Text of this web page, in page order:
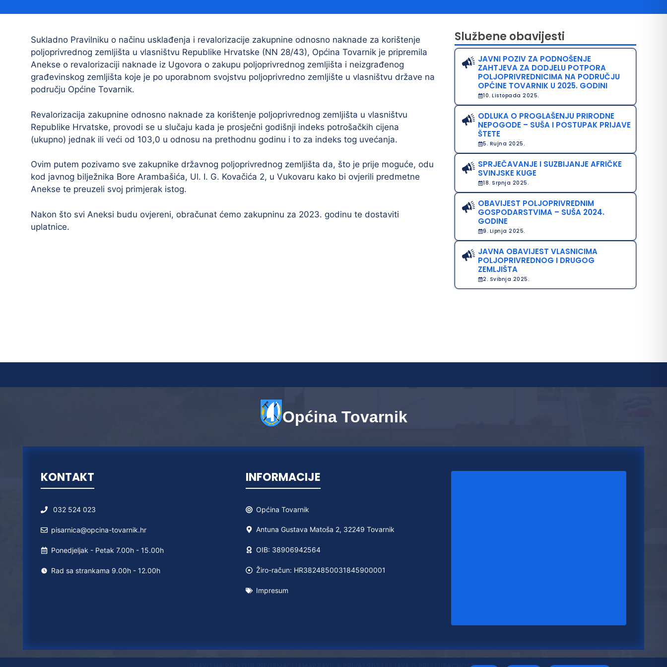
Sponzorstva i donacije
Procedure
Službeni vjesnik
Prostorni plan uređenja Općine Tovarnik
I. izmjene i dopune prostornog plana
uređenja Općine Tovarnik
II. izmjene i dopune prostornog plana
uređenja Općine Tovarnik
III. izmjene i dopune prostornog plana
Civilna zaštita
Vatrogastvo
Pravo na pristup informacijama
Izjava o pristupačnosti
Pravila privatnosti
Sukladno Pravilniku o načinu usklađenja i revalorizacije zakupnine odnosno naknade za korištenje
poljoprivrednog zemljišta u vlasništvu Republike Hrvatske (NN 28/43), Općina Tovarnik je pripremila
Anekse o revalorizaciji naknade iz Ugovora o zakupu poljoprivrednog zemljišta i neizgrađenog
građevinskog zemljišta koje je po uporabnom svojstvu poljoprivredno zemljište u vlasništvu države na
području Općine Tovarnik.
Revalorizacija zakupnine odnosno naknade za korištenje poljoprivrednog zemljišta u vlasništvu
Republike Hrvatske, provodi se u slučaju kada je prosječni godišnji indeks potrošačkih cijena
(ukupno) jednak ili veći od 103,0 u odnosu na prethodnu godinu i to za indeks tog uvećanja.
Ovim putem pozivamo sve zakupnike državnog poljoprivrednog zemljišta da, što je prije moguće, odu
kod javnog bilježnika Bore Arambašića, Ul. I. G. Kovačića 2, u Vukovaru kako bi ovjerili predmetne
Anekse te preuzeli svoj primjerak istog.
Nakon što svi Aneksi budu ovjereni, obračunat ćemo zakupninu za 2023. godinu te dostaviti
uplatnice.
Službene obavijesti
JAVNI POZIV ZA PODNOŠENJE
ZAHTJEVA ZA DODJELU POTPORA
POLJOPRIVREDNICIMA NA PODRUČJU
OPĆINE TOVARNIK U 2025. GODINI
10. Listopada 2025.
ODLUKA O PROGLAŠENJU PRIRODNE
NEPOGODE – SUŠA I POSTUPAK PRIJAVE
ŠTETE
5. Rujna 2025.
SPRJEČAVANJE I SUZBIJANJE AFRIČKE
SVINJSKE KUGE
18. Srpnja 2025.
OBAVIJEST POLJOPRIVREDNIM
GOSPODARSTVIMA – SUŠA 2024.
GODINE
9. Lipnja 2025.
JAVNA OBAVIJEST VLASNICIMA
POLJOPRIVREDNOG I DRUGOG
ZEMLJIŠTA
2. Svibnja 2025.
Općina Tovarnik
KONTAKT
032 524 023
pisarnica@opcina-tovarnik.hr
Ponedjeljak - Petak 7.00h - 15.00h
Rad sa strankama 9.00h - 12.00h
INFORMACIJE
OpćinaTovarnik
Antuna Gustava Matoša 2, 32249 Tovarnik
OIB: 38906942564
Žiro-račun: HR3824850031845900001
Impresum